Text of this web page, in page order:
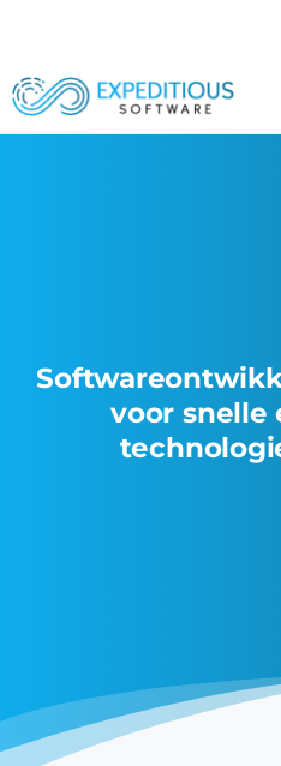
voor snelle